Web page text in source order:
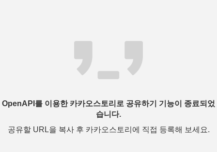
OpenAPI를 이용한 카카오스토리로 공유하기 기능이 종료되었
습니다.
공유할 URL을 복사 후 카카오스토리에 직접 등록해 보세요.